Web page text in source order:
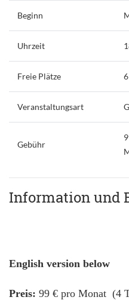
Beginn
Uhrzeit
Freie Plätze 6
Veranstaltungsart
Gebühr
Information und
English version below
Preis: 99 € pro Monat (4